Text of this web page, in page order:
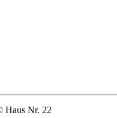
Haus Nr. 22